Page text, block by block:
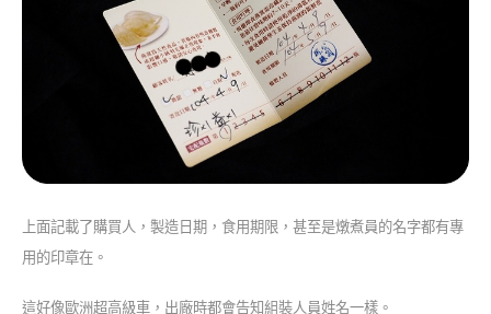
上面記載了購買人，製造日期，食用期限，甚至是燉煮員的名字都有專
用的印章在。
這好像歐洲超高級車，出廠時都會告知組裝人員姓名一樣。